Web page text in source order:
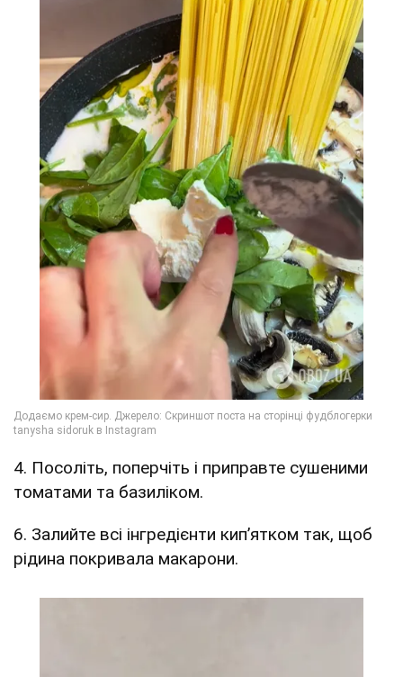
4. Посоліть, поперчіть і приправте сушеними
томатами та базиліком.
6. Залийте всі інгредієнти кип’ятком так, щоб
рідина покривала макарони.